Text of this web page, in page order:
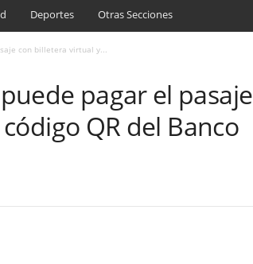
Deportes Otras Secciones
con billetera virtual y...
pagar el pasaje
QR del Banco